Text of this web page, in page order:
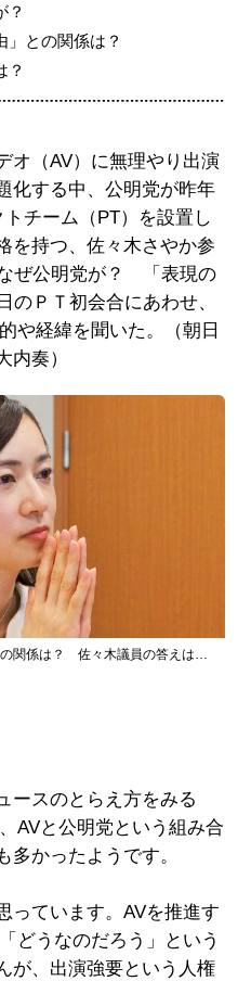
？
」との関係は？
？
（AV）に無理やり出演
化する中、公明党が昨年
チーム（PT）を設置し
を持つ、佐々木さやか参
ぜ公明党が？ 「表現の
ＰＴ初会合にあわせ、
や経緯を聞いた。（朝日
内奏）
関係は？ 佐々木議員の答えは…
スのとらえ方をみる
AVと公明党という組み合
かったようです。
ています。AVを推進す
どうなのだろう」という
が、出演強要という人権